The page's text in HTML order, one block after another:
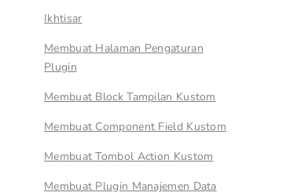
Ikhtisar
Membuat Halaman Pengaturan
Plugin
Membuat Block Tampilan Kustom
Membuat Component Field Kustom
Membuat Tombol Action Kustom
Membuat Plugin Manajemen Data